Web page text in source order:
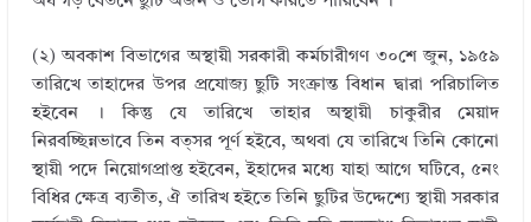
(২) অবকাশ বিভাগের অস্থায়ী সরকারী কর্মচারীগণ ৩০শে জুন, ১৯৫৯
তারিখে তাহাদের উপর প্রযোজ্য ছুটি সংক্রান্ত বিধান দ্বারা পরিচালিত
হইবেন । কিন্তু যে তারিখে তাহার অস্থায়ী চাকুরীর মেয়াদ
নিরবচ্ছিন্নভাবে তিন বত্সর পূর্ণ হইবে, অথবা যে তারিখে তিনি কোনো
স্থায়ী পদে নিয়োগপ্রাপ্ত হইবেন, ইহাদের মধ্যে যাহা আগে ঘটিবে, ৫নং
বিধির ক্ষেত্র ব্যতীত, ঐ তারিখ হইতে তিনি ছুটির উদ্দেশ্যে স্থায়ী সরকার